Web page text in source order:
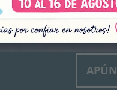
Acepto
en el